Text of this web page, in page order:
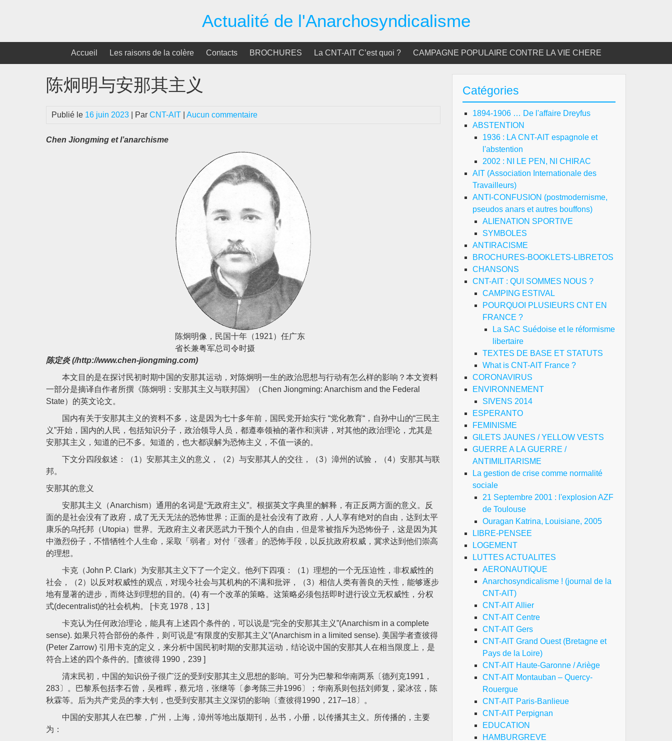
Actualité de l'Anarchosyndicalisme
Accueil Les raisons de la colère Contacts BROCHURES La CNT-AIT C’est quoi ? CAMPAGNE POPULAIRE CONTRE LA VIE CHERE
陈炯明与安那其主义
Publié le 16 juin 2023 | Par CNT-AIT Aucun commentaire
Chen Jiongming et l’anarchisme
陈炯明像，民国十年（1921）任广东
省长兼粤军总司令时摄
陈定炎 (/http://www.chen-jiongming.com)
本文目的是在探讨民初时期中国的安那其运动，对陈炯明一生的政治思想与行动有怎么样的影响？本文资料
一部分是摘译自作者所撰《陈炯明：安那其主义与联邦国》（Chen Jiongming: Anarchism and the Federal
State）的英文论文。
国内有关于安那其主义的资料不多，这是因为七十多年前，国民党开始实行 “党化教育“，自孙中山的“三民主
义”开始，国内的人民，包括知识分子，政治领导人员，都遵奉领袖的著作和演讲，对其他的政治理论，尤其是
安那其主义，知道的已不多。知道的，也大都误解为恐怖主义，不值一谈的。
下文分四段叙述：（1）安那其主义的意义，（2）与安那其人的交往，（3）漳州的试验，（4）安那其与联
邦。
安那其的意义
安那其主义（Anarchism）通用的名词是“无政府主义”。根据英文字典里的解释，有正反两方面的意义。反
面的是社会没有了政府，成了无天无法的恐怖世界；正面的是社会没有了政府，人人享有绝对的自由，达到太平
康乐的乌托邦（Utopia）世界。无政府主义者厌恶武力干预个人的自由，但是常被指斥为恐怖份子，这是因为其
中激烈份子，不惜牺牲个人生命，采取「弱者」对付「强者」的恐怖手段，以反抗政府权威，冀求达到他们崇高
的理想。
卡克（John P. Clark）为安那其主义下了一个定义。他列下四项：（1）理想的一个无压迫性，非权威性的
社会，（2）以反对权威性的观点，对现今社会与其机构的不满和批评，（3）相信人类有善良的天性，能够逐步
地有显著的进步，而终达到理想的目的。(4) 有一个改革的策略。这策略必须包括即时进行设立无权威性，分权
式(decentralist)的社会机构。 [卡克 1978，13 ]
卡克认为任何政治理论，能具有上述四个条件的，可以说是“完全的安那其主义”(Anarchism in a complete
sense). 如果只符合部份的条件，则可说是“有限度的安那其主义”(Anarchism in a limited sense). 美国学者查彼得
(Peter Zarrow) 引用卡克的定义，来分析中国民初时期的安那其运动，结论说中国的安那其人在相当限度上，是
符合上述的四个条件的。[查彼得 1990，239 ]
清末民初，中国的知识份子很广泛的受到安那其主义思想的影响。可分为巴黎和华南两系〔德列克1991，
283〕。巴黎系包括李石曾，吴稚晖，蔡元培，张继等〔参考陈三井1996〕；华南系则包括刘师复，梁冰弦，陈
秋霖等。后为共产党员的李大钊，也受到安那其主义深切的影响〔查彼得1990，217─18〕。
中国的安那其人在巴黎，广州，上海，漳州等地出版期刊，丛书，小册，以传播其主义。所传播的，主要
为：
Catégories
1894-1906 … De l'affaire Dreyfus
ABSTENTION
1936 : LA CNT-AIT espagnole et
l'abstention
2002 : NI LE PEN, NI CHIRAC
AIT (Association Internationale des
Travailleurs)
ANTI-CONFUSION (postmodernisme,
pseudos anars et autres bouffons)
ALIENATION SPORTIVE
SYMBOLES
ANTIRACISME
BROCHURES-BOOKLETS-LIBRETOS
CHANSONS
CNT-AIT : QUI SOMMES NOUS ?
CAMPING ESTIVAL
POURQUOI PLUSIEURS CNT EN
FRANCE ?
La SAC Suédoise et le réformisme
libertaire
TEXTES DE BASE ET STATUTS
What is CNT-AIT France ?
CORONAVIRUS
ENVIRONNEMENT
SIVENS 2014
ESPERANTO
FEMINISME
GILETS JAUNES / YELLOW VESTS
GUERRE A LA GUERRE /
ANTIMILITARISME
La gestion de crise comme normalité
sociale
21 Septembre 2001 : l'explosion AZF
de Toulouse
Ouragan Katrina, Louisiane, 2005
LIBRE-PENSEE
LOGEMENT
LUTTES ACTUALITES
AERONAUTIQUE
Anarchosyndicalisme ! (journal de la
CNT-AIT)
CNT-AIT Allier
CNT-AIT Centre
CNT-AIT Gers
CNT-AIT Grand Ouest (Bretagne et
Pays de la Loire)
CNT-AIT Haute-Garonne / Ariège
CNT-AIT Montauban – Quercy-
Rouergue
CNT-AIT Paris-Banlieue
CNT-AIT Perpignan
EDUCATION
HAMBURGREVE